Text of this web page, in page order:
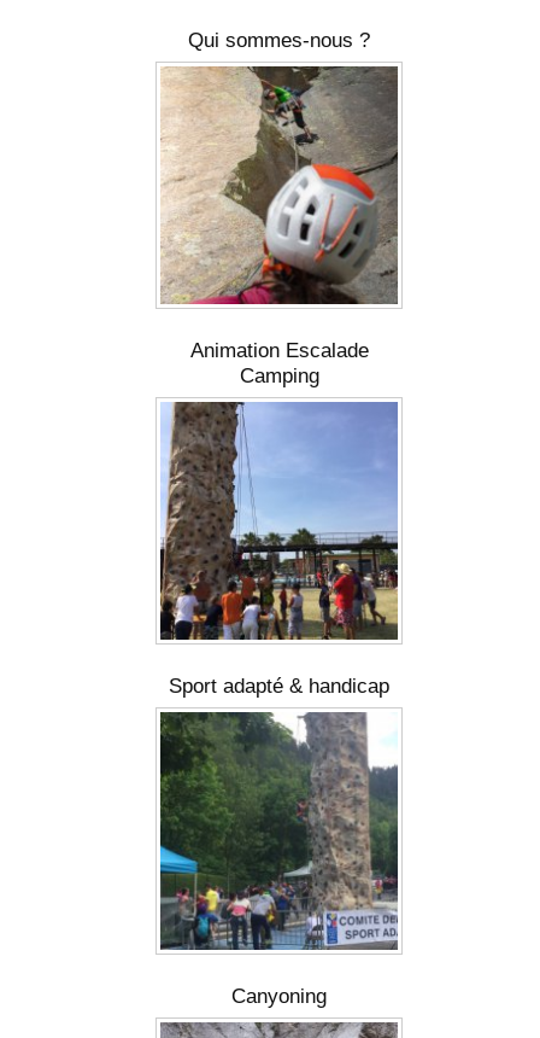
Qui sommes-nous ?
Animation Escalade
Camping
Sport adapté & handicap
Canyoning